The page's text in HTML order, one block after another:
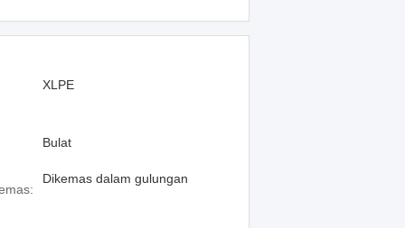
XLPE
Bulat
Dikemas dalam gulungan